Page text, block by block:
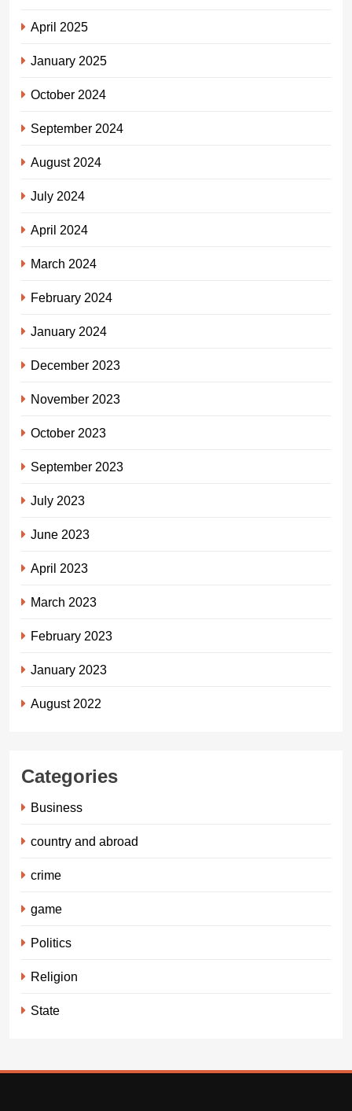
April 2025
January 2025
October 2024
September 2024
August 2024
July 2024
April 2024
March 2024
February 2024
January 2024
December 2023
November 2023
October 2023
September 2023
July 2023
June 2023
April 2023
March 2023
February 2023
January 2023
August 2022
Categories
Business
country and abroad
crime
game
Politics
Religion
State